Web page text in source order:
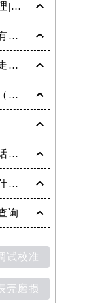
宝玑手表磁化了该如何处理|宝玑技师为您讲解
宝玑手表走时变快的原因有哪些？
时光之旅：探索宝玑手表走时的秘密
宝玑外观有划痕处理技巧（轻松修复爱表的实用方法）
宝玑维修售后保养服务电话是多少
宝玑腕表偷停处理方法是什么（专业维修指南与常见故障排查）
询
试校准
壳磨损